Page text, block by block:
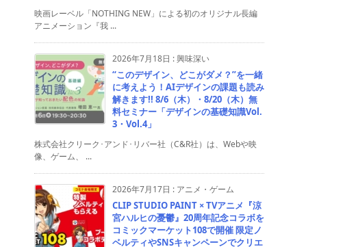
映画レーベル「NOTHING NEW」による初のオリジナル長編
アニメーション『我 ...
2026年7月18日 :興味深い
“このデザイン、どこがダメ？”を一緒
に考えよう！AIデザインの課題も読み
解きます!! 8/6（木）・8/20（木）無
料セミナー「デザインの基礎知識Vol.
3・Vol.4」
株式会社クリーク･アンド･リバー社（C&R社）は、Webや映
像、ゲーム、 ...
2026年7月17日 : アニメ・ゲーム
CLIP STUDIO PAINT × TVアニメ『涼
宮ハルヒの憂鬱』20周年記念コラボを
コミックマーケット108で開催 限定ノ
ベルティやSNSキャンペーンでクリエ